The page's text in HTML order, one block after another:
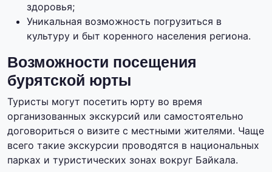
здоровья;
Уникальная возможность погрузиться в
культуру и быт коренного населения региона.
Возможности посещения
бурятской юрты
Туристы могут посетить юрту во время
организованных экскурсий или самостоятельно
договориться о визите с местными жителями. Чаще
всего такие экскурсии проводятся в национальных
парках и туристических зонах вокруг Байкала.